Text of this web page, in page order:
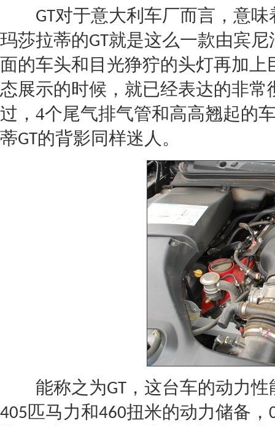
GT对于意大利车厂而言，意
玛莎拉蒂的GT就是这么一款由宾
面的车头和目光狰狞的头灯再加上
态展示的时候，就已经表达的非
过，4个尾气排气管和高高翘起的
蒂GT的背影同样迷人。
能称之为GT ，这台车的动力
405 匹马力和460扭米的动力储备，